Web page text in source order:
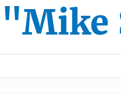
"Mike